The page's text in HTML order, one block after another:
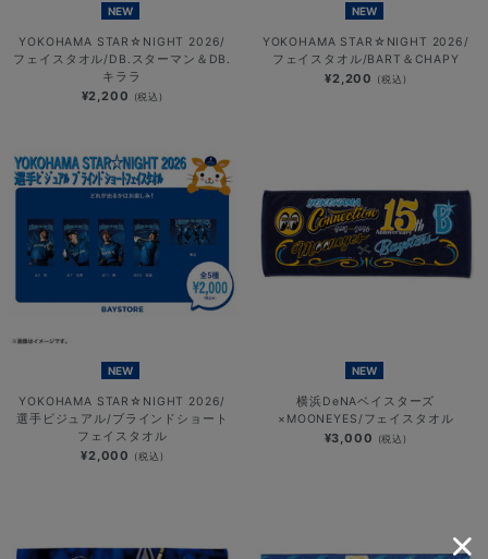
NEW
YOKOHAMA STAR☆NIGHT 2026/
フェイスタオル/DB.スターマン＆DB.
キララ
¥2,200 (税込)
NEW
YOKOHAMA STAR☆NIGHT 2026/
フェイスタオル/BART＆CHAPY
¥2,200 (税込)
NEW
YOKOHAMA STAR☆NIGHT 2026/
選手ビジュアル/ブラインドショート
フェイスタオル
¥2,000 (税込)
NEW
横浜DeNAベイスターズ
×MOONEYES/フェイスタオル
¥3,000 (税込)